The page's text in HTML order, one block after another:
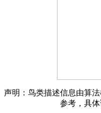
声明：鸟类描述信息由算
参考，具